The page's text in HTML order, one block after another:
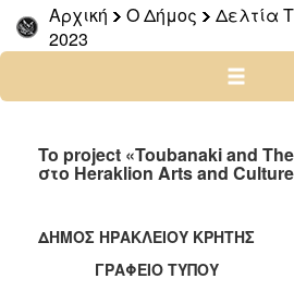
Αρχική Ο Δήμος Δελτία
2023
2026
2025
2022
2021
2019
2018
To project «Toubanaki and
στο Heraklion Arts and Culture
ΔΗΜΟΣ ΗΡΑΚΛΕΙΟΥ ΚΡΗΤΗΣ
ΓΡΑΦΕΙΟ ΤΥΠΟΥ